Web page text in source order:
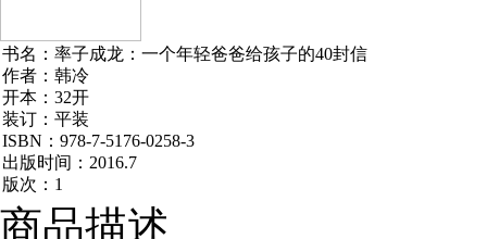
书名：率子成龙：一个年轻爸爸给孩子的40封信
作者：韩冷
开本： 32开
装订：平装
ISBN ： 978-7-5176-0258-3
出版时间： 2016.7
版次： 1
商品描述